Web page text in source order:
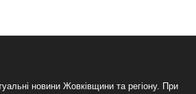
новини Жовківщини та регіону. При